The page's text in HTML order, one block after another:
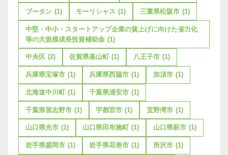
ブータン (1) モーリシャス (1) 三重県松阪市 (1)
中堅・中小・スタートアップ企業の賃上げに向けた省力化
等の大規模成長投資補助金 (1)
中央区 (2) 佐賀県基山町 (1) 八王子市 (1)
兵庫県宝塚市 (1) 兵庫県西脇市 (1) 加須市 (1)
北海道中川町 (1) 千葉県浦安市 (1)
千葉県習志野市 (1) 宇都宮市 (1) 宜野湾市 (1)
山口県光市 (1) 山口県田布施町 (1) 山口県萩市 (1)
岩手県盛岡市 (1) 岩手県花巻市 (1) 所沢市 (1)